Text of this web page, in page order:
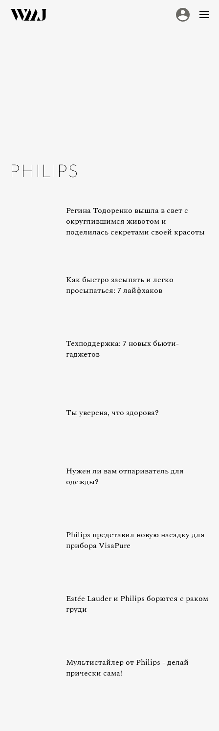
PHILIPS
Регина Тодоренко вышла в свет с
округлившимся животом и
поделилась секретами своей красоты
Как быстро засыпать и легко
просыпаться: 7 лайфхаков
Техподдержка: 7 новых бьюти-
гаджетов
Ты уверена, что здорова?
Нужен ли вам отпариватель для
одежды?
Philips представил новую насадку для
прибора VisaPure
Estée Lauder и Philips борются с раком
груди
Мультистайлер от Philips - делай
прически сама!